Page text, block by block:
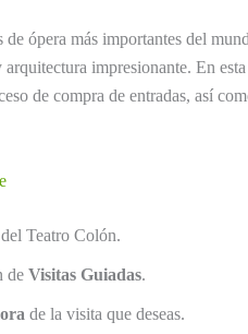
ópera más importantes del
impresionante. En
de compra de entradas, así
del Teatro Colón.
de Visitas Guiadas.
de la visita que deseas.